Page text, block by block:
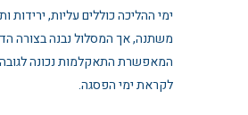
ימי ההליכה כוללים עליות, ירידות
משתנה, אך המסלול נבנה בצורה
המאפשרת התאקלמות נכונה
לקראת ימי הפסגה.